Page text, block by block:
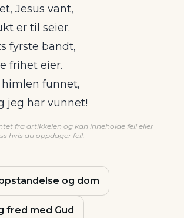
Jesus vant,
er til seier.
fyrste bandt,
frihet eier.
funnet,
jeg har vunnet!
fra artikkelen og kan inneholde feil eller
hvis du oppdager feil.
og dom
fred med Gud